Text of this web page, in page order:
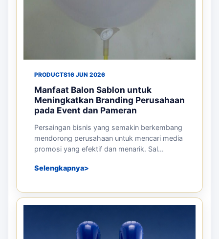
PRODUCTS16 JUN 2026
Manfaat Balon Sablon untuk
Meningkatkan Branding Perusahaan
pada Event dan Pameran
Persaingan bisnis yang semakin berkembang
mendorong perusahaan untuk mencari media
promosi yang efektif dan menarik. Sal...
Selengkapnya